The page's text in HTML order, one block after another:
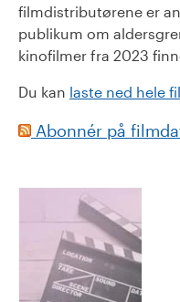
filmdistributørene er
publikum om
kinofilmer fra 2023
Du kan laste ned hele
Abonnér på